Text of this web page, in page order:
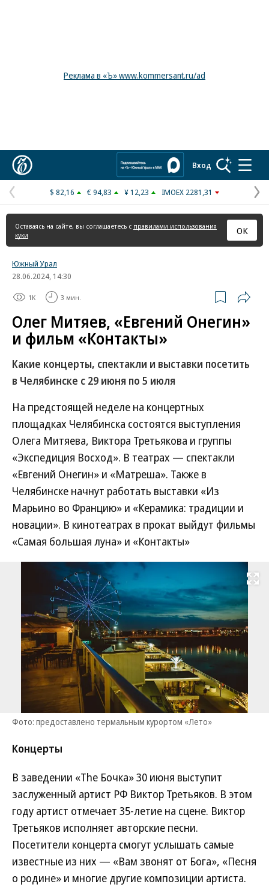
Реклама в «Ъ» www.kommersant.ru/ad
Вход
Предыдущая
страница
$ 82,16 € 94,83 ¥ 12,23 IMOEX 2281,31
Оставаясь на сайте, вы соглашаетесь с правилами использования
куки
ОК
Южный Урал
28.06.2024, 14:30
1K 3 мин.
Олег Митяев, «Евгений Онегин»
и фильм «Контакты»
Какие концерты, спектакли и выставки посетить
в Челябинске с 29 июня по 5 июля
На предстоящей неделе на концертных
площадках Челябинска состоятся выступления
Олега Митяева, Виктора Третьякова и группы
«Экспедиция Восход». В театрах — спектакли
«Евгений Онегин» и «Матреша». Также в
Челябинске начнут работать выставки «Из
Марьино во Францию» и «Керамика: традиции и
новации». В кинотеатрах в прокат выйдут фильмы
«Самая большая луна» и «Контакты»
Развернуть
Фото: предоставлено термальным курортом «Лето»
Концерты
В заведении «The Бочка» 30 июня выступит
заслуженный артист РФ Виктор Третьяков. В этом
году артист отмечает 35-летие на сцене. Виктор
Третьяков исполняет авторские песни.
Посетители концерта смогут услышать самые
известные из них — «Вам звонят от Бога», «Песня
о родине» и многие другие композиции артиста.